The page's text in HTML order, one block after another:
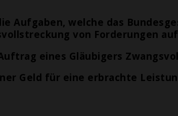
Aufgaben, welche das
von Forderungen
eines Gläubigers
Geld für eine erbrachte